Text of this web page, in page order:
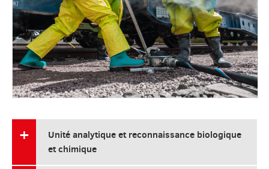
Unité analytique et reconnaissance biologique
et chimique